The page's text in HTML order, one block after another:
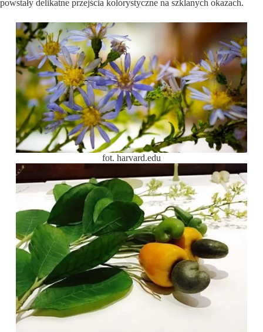
powstały delikatne przejścia kolorystyczne na szklanych okazach.
fot. harvard.edu